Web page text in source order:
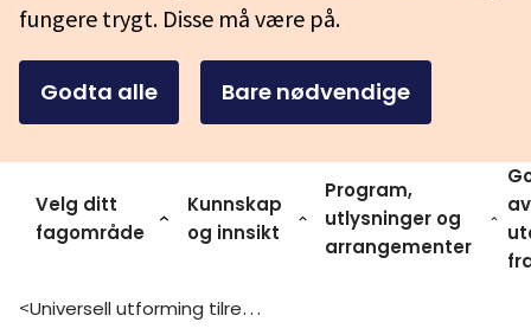
fungere trygt. Disse må være på.
Godta alle Bare nødvendige
Velg ditt
fagområde
Kunnskap
og innsikt
Program,
utlysninger og
arrangementer
av
> Universell utforming tilrettelegging og laeringsmiljo